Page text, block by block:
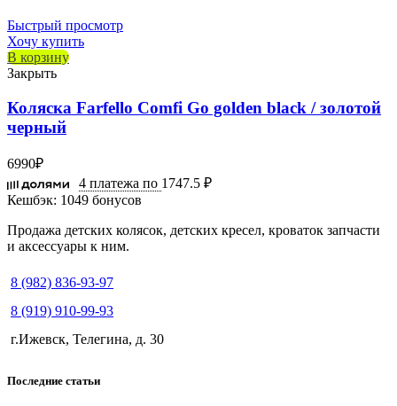
Быстрый просмотр
Хочу купить
В корзину
Закрыть
Коляска Farfello Comfi Go golden black / золотой
черный
6990₽
4 платежа по 1747.5 ₽
Кешбэк: 1049 бонусов
Продажа детских колясок, детских кресел, кроваток запчасти
и аксессуары к ним.
8 (982) 836-93-97
8 (919) 910-99-93
г.Ижевск, Телегина, д. 30
Последние статьи